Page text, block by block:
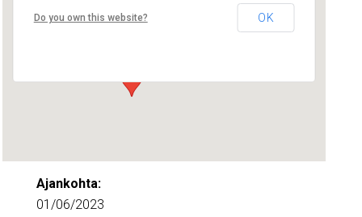
Lounais-Suomen – SYLI ry
Maariankatu 8 D 104 - Turku
Do you own this website? OK
Ajankohta:
01/06/2023